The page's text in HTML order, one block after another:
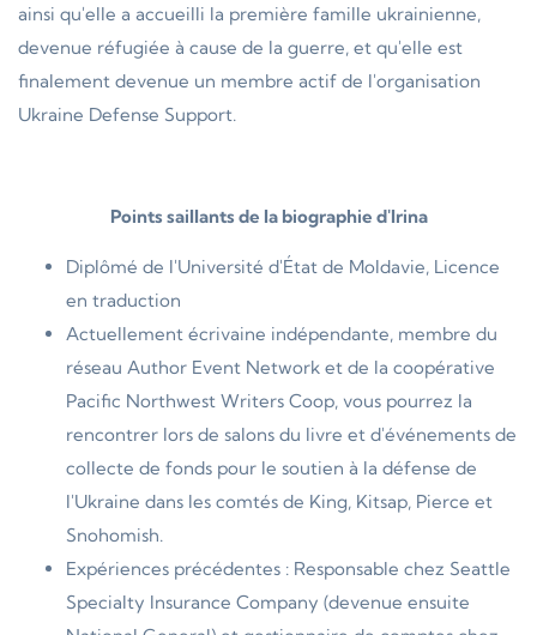
ainsi qu'elle a accueilli la première famille ukrainienne,
devenue réfugiée à cause de la guerre, et qu'elle est
finalement devenue un membre actif de l'organisation
Ukraine Defense Support.
Points saillants de la biographie d'Irina
Diplômé de l'Université d'État de Moldavie, Licence
en traduction
Actuellement écrivaine indépendante, membre du
réseau Author Event Network et de la coopérative
Pacific Northwest Writers Coop, vous pourrez la
rencontrer lors de salons du livre et d'événements de
collecte de fonds pour le soutien à la défense de
l'Ukraine dans les comtés de King, Kitsap, Pierce et
Snohomish.
Expériences précédentes : Responsable chez Seattle
Specialty Insurance Company (devenue ensuite